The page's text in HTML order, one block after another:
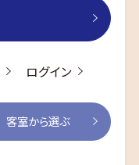
ログイン
客室から選ぶ